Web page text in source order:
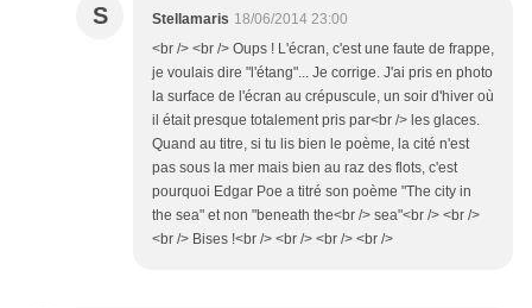
S Stellamaris 18/06/2014 23:00
<br /> <br /> Oups ! L'écran, c'est une faute de frappe,
je voulais dire "l'étang"... Je corrige. J'ai pris en photo
la surface de l'écran au crépuscule, un soir d'hiver où
il était presque totalement pris par<br /> les glaces.
Quand au titre, si tu lis bien le poème, la cité n'est
pas sous la mer mais bien au raz des flots, c'est
pourquoi Edgar Poe a titré son poème "The city in
the sea" et non "beneath the<br /> sea"<br /> <br />
<br /> Bises !<br /> <br /> <br /> <br />